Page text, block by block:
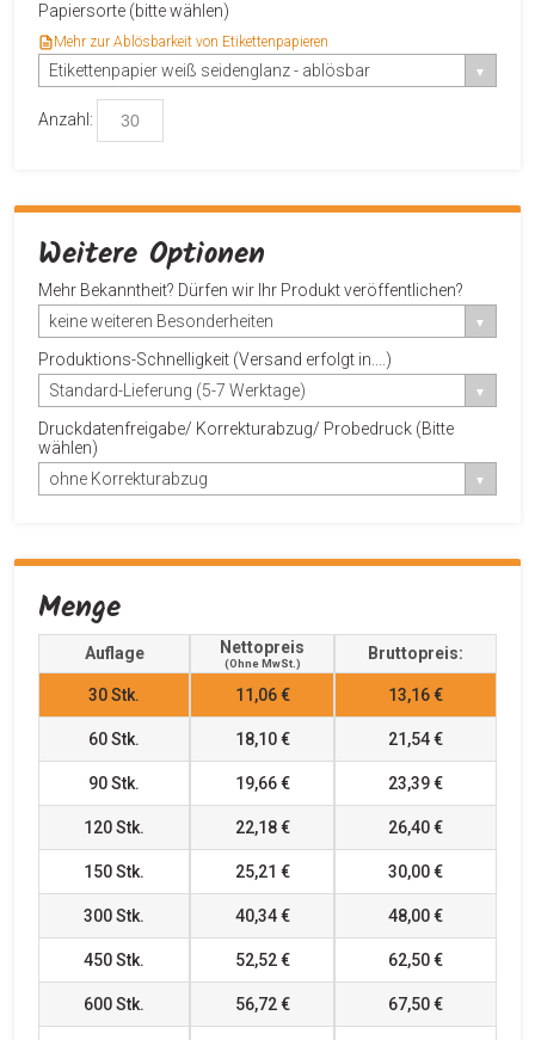
Papiersorte (bitte wählen)
Mehr zur Ablösbarkeit von Etikettenpapieren
Etikettenpapier weiß seidenglanz - ablösbar
Anzahl:
Weitere Optionen
Mehr Bekanntheit? Dürfen wir Ihr Produkt veröffentlichen?
keine weiteren Besonderheiten
Produktions-Schnelligkeit (Versand erfolgt in....)
Standard-Lieferung (5-7 Werktage)
Druckdatenfreigabe/ Korrekturabzug/ Probedruck (Bitte
wählen)
ohne Korrekturabzug
Menge
Auflage Nettopreis
(ohne MwSt.)
Bruttopreis:
30Stk. 11,06 € 13,16 €
60Stk. 18,10 € 21,54 €
90Stk. 19,66 € 23,39 €
120Stk. 22,18 € 26,40 €
150Stk. 25,21 € 30,00 €
300Stk. 40,34 € 48,00 €
450Stk. 52,52 € 62,50 €
600Stk. 56,72 € 67,50 €